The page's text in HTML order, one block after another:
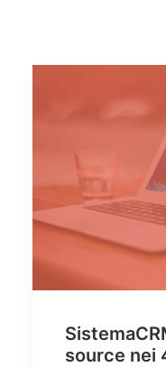
source nei